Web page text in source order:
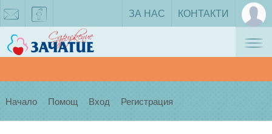
facebook
ЗА НАС КОНТАКТИ
Начало Помощ Вход Регистрация